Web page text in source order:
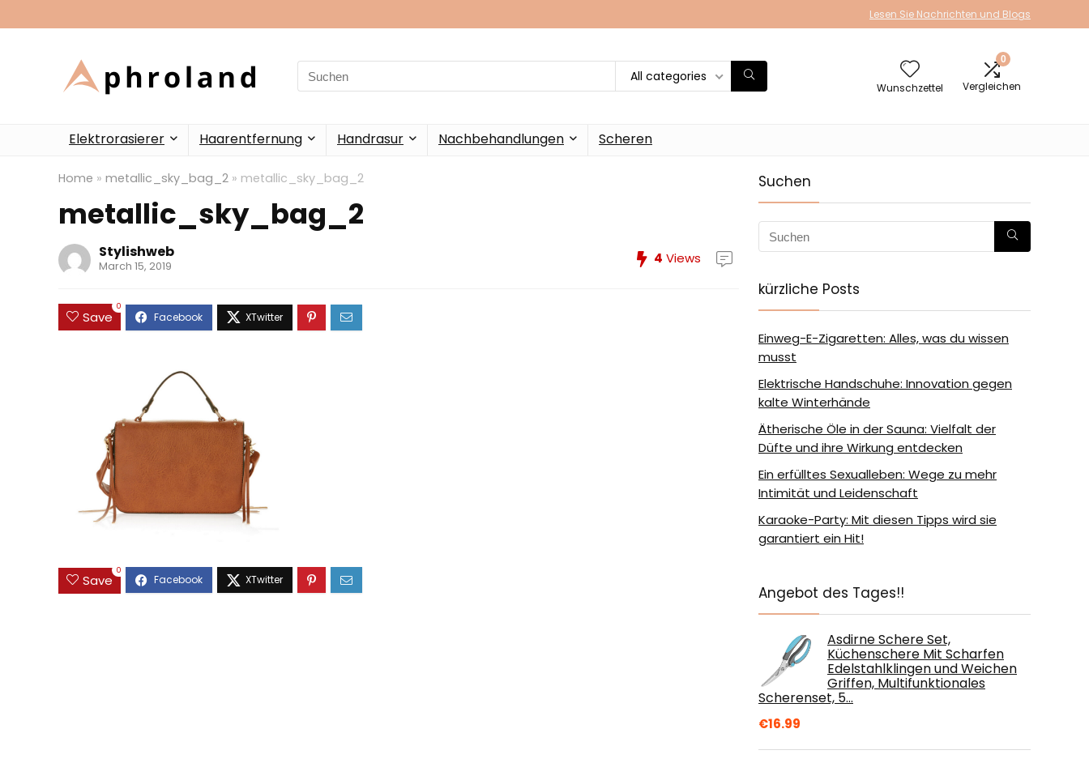
Lesen Sie Nachrichten und Blogs
Search
for:
All categories
Wunschzettel
0
Vergleichen
Elektrorasierer Haarentfernung Handrasur Nachbehandlungen Scheren
Home » metallic_sky_bag_2 » metallic_sky_bag_2
metallic_sky_bag_2
Stylishweb
March 15, 2019 4 Views
Save
0
Save
0
Suchen
kürzliche Posts
Einweg-E-Zigaretten: Alles, was du wissen
musst
Elektrische Handschuhe: Innovation gegen
kalte Winterhände
Ätherische Öle in der Sauna: Vielfalt der
Düfte und ihre Wirkung entdecken
Ein erfülltes Sexualleben: Wege zu mehr
Intimität und Leidenschaft
Karaoke-Party: Mit diesen Tipps wird sie
garantiert ein Hit!
Angebot des Tages!!
Asdirne Schere Set,
Küchenschere Mit Scharfen
Edelstahlklingen und Weichen
Griffen, Multifunktionales
Scherenset, 5…
€16.99